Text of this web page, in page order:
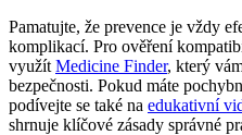
Pamatujte, že prevence je vždy
komplikací. Pro ověření
využít Medicine Finder, který
bezpečnosti. Pokud máte
podívejte se také na edukativní
shrnuje klíčové zásady správné